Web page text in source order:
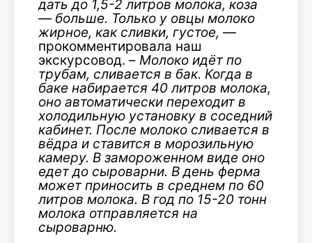
дать до 1,5-2 литров молока, коза
— больше. Только у овцы молоко
жирное, как сливки, густое, —
прокомментировала наш
экскурсовод. – Молоко идёт по
трубам, сливается в бак. Когда в
баке набирается 40 литров молока,
оно автоматически переходит в
холодильную установку в соседний
кабинет. После молоко сливается в
вёдра и ставится в морозильную
камеру. В замороженном виде оно
едет до сыроварни. В день ферма
может приносить в среднем по 60
литров молока. В год по 15-20 тонн
молока отправляется на
сыроварню.